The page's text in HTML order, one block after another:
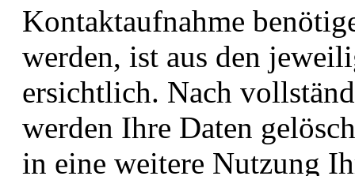
Kontaktaufnahme
werden, ist aus den
ersichtlich. Nach
werden Ihre Daten
in eine weitere Nutzung